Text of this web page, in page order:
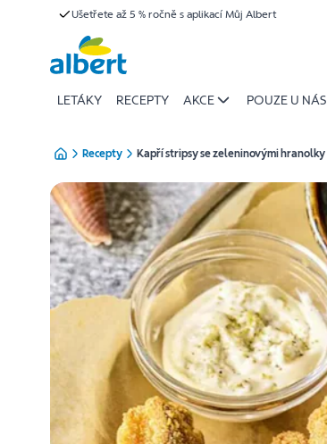
Ušetřete až 5 % ročně s aplikací Můj Albert
LETÁKY RECEPTY AKCE POUZE U NÁS
Recepty Kapří stripsy se zeleninovými hranolky